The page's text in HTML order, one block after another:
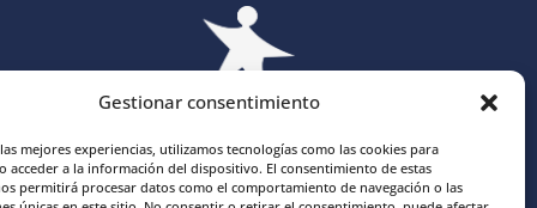
Gestionar consentimiento
mejores experiencias, utilizamos tecnologías como las cookies para
acceder a la información del dispositivo. El consentimiento de estas
permitirá procesar datos como el comportamiento de navegación o las
Asociación